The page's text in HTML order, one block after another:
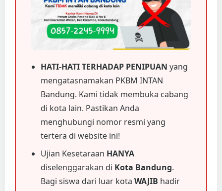
HATI-HATI TERHADAP PENIPUAN yang
mengatasnamakan PKBM INTAN
Bandung. Kami tidak membuka cabang
di kota lain. Pastikan Anda
menghubungi nomor resmi yang
tertera di website ini!
Ujian Kesetaraan HANYA
diselenggarakan di Kota Bandung.
Bagi siswa dari luar kota WAJIB hadir